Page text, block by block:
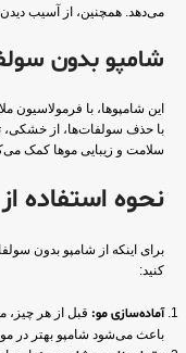
می‌دهد. همچنین، از آسیب
شامپو بدون
این شامپوها، با فرمولاسیون
با حذف سولفات‌ها، از خشکی،
سلامت و زیبایی موها کمک
نحوه استفاده
برای اینکه از شامپو بدون
کنید:
آماده‌سازی مو: قبل از هر چیز،
باعث می‌شود شامپو بهتر در